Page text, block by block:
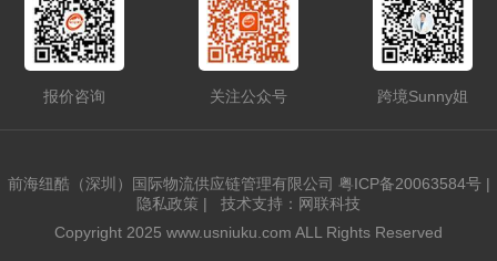
报价咨询 关注公众号 跨境Sunny姐
前海纽酷（深圳）国际物流供应链管理有限公司 粤ICP备20063584号|
隐私政策 |
技术支持：网联科技
Copyright 2025 www.usniuku.com ALL Rights Reserved